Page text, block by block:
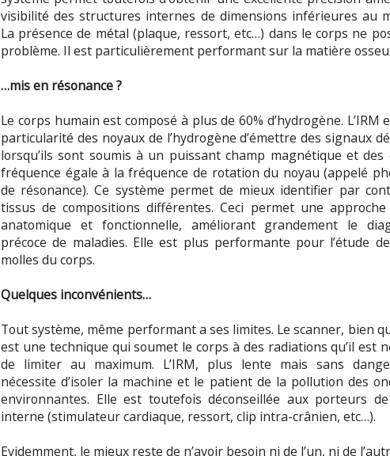
visibilité des structures internes de dimensions inférieures au
La présence de métal (plaque, ressort, etc…) dans le corps ne
problème. Il est particulièrement performant sur la matière
…mis en résonance ?
Le corps humain est composé à plus de 60% d’hydrogène. L’IRM
particularité des noyaux de l’hydrogène d’émettre des signaux
lorsqu’ils sont soumis à un puissant champ magnétique et des
fréquence égale à la fréquence de rotation du noyau (appelé
de résonance). Ce système permet de mieux identifier par
tissus de compositions différentes. Ceci permet une
anatomique et fonctionnelle, améliorant grandement le
précoce de maladies. Elle est plus performante pour l’étude
molles du corps.
Quelques inconvénients…
Tout système, même performant a ses limites. Le scanner, bien
est une technique qui soumet le corps à des radiations qu’il est
de limiter au maximum. L’IRM, plus lente mais sans
nécessite d’isoler la machine et le patient de la pollution des
environnantes. Elle est toutefois déconseillée aux porteurs
interne (stimulateur cardiaque, ressort, clip intra-crânien, etc…).
Evidemment, le mieux reste de n’avoir besoin ni de l’un, ni de